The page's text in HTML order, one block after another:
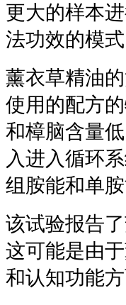
更大的样本
法功效的模式
薰衣草精油
使用的配方
和樟脑含量
入进入循环
组胺能和单
该试验报告
这可能是由
和认知功能